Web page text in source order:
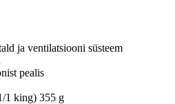
ja ventilatsiooni süsteem
pealis
1 king) 355 g